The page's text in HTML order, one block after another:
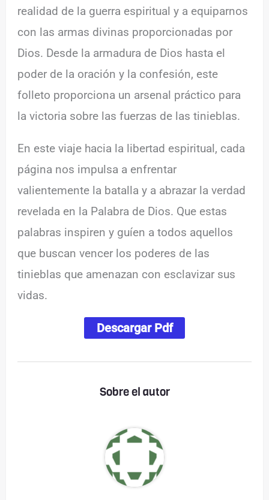
realidad de la guerra espiritual y a equiparnos
con las armas divinas proporcionadas por
Dios. Desde la armadura de Dios hasta el
poder de la oración y la confesión, este
folleto proporciona un arsenal práctico para
la victoria sobre las fuerzas de las tinieblas.
En este viaje hacia la libertad espiritual, cada
página nos impulsa a enfrentar
valientemente la batalla y a abrazar la verdad
revelada en la Palabra de Dios. Que estas
palabras inspiren y guíen a todos aquellos
que buscan vencer los poderes de las
tinieblas que amenazan con esclavizar sus
vidas.
Descargar Pdf
Sobre el autor